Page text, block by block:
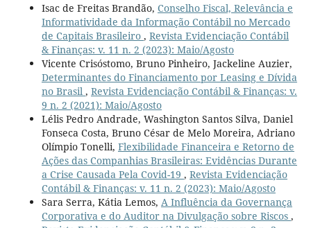
Isac de Freitas Brandão, Conselho Fiscal, Relevância e
Informatividade da Informação Contábil no Mercado
de Capitais Brasileiro , Revista Evidenciação Contábil
& Finanças: v. 11 n. 2 (2023): Maio/Agosto
Vicente Crisóstomo, Bruno Pinheiro, Jackeline Auzier,
Determinantes do Financiamento por Leasing e Dívida
no Brasil , Revista Evidenciação Contábil & Finanças: v.
9 n. 2 (2021): Maio/Agosto
Lélis Pedro Andrade, Washington Santos Silva, Daniel
Fonseca Costa, Bruno César de Melo Moreira, Adriano
Olímpio Tonelli, Flexibilidade Financeira e Retorno de
Ações das Companhias Brasileiras: Evidências Durante
a Crise Causada Pela Covid-19 , Revista Evidenciação
Contábil & Finanças: v. 11 n. 2 (2023): Maio/Agosto
Sara Serra, Kátia Lemos, A Influência da Governança
Corporativa e do Auditor na Divulgação sobre Riscos ,